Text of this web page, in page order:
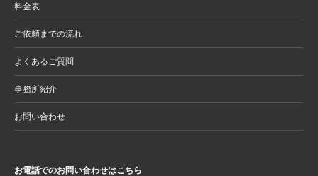
料金表
ご依頼までの流れ
よくあるご質問
事務所紹介
お問い合わせ
お電話でのお問い合わせはこちら